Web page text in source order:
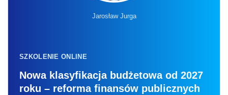
Jarosław Jurga
SZKOLENIE ONLINE
Nowa klasyfikacja budżetowa od 2027
roku – reforma finansów publicznych